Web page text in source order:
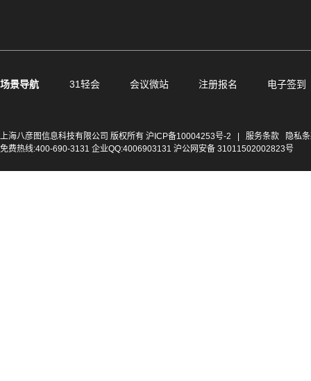
场景导航 31轻会 会议微站 注册报名 电子签到
上海八彦图信息科技有限公司 版权所有 沪ICP备10004253号-2 服务条款
隐私
免费热线:400-690-3131 企业QQ:4006903131 沪公网安备 31011502002823号